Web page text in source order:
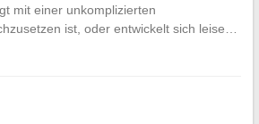
mit einer unkomplizierten
ist, oder entwickelt sich leise…